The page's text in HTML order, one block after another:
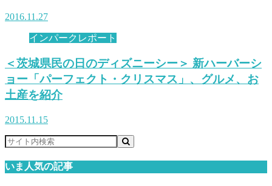
2016.11.27
インパークレポート
＜茨城県民の日のディズニーシー＞ 新ハーバーシ
ョー「パーフェクト・クリスマス」、グルメ、お
土産を紹介
2015.11.15
いま人気の記事